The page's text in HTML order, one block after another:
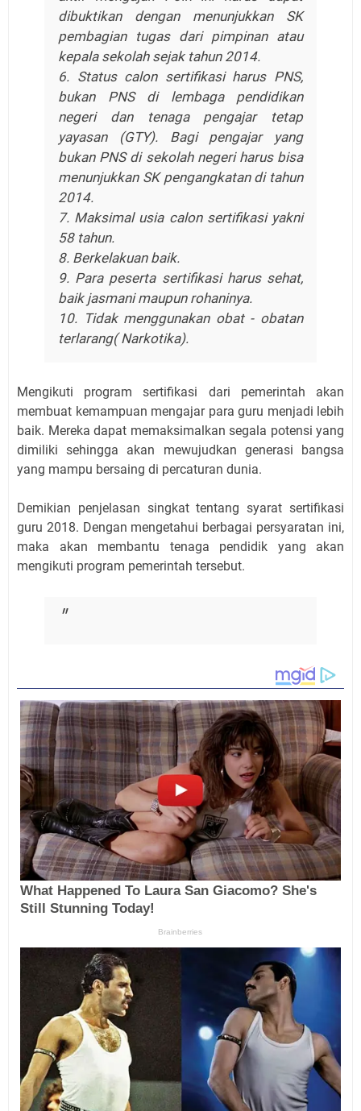
dibuktikan dengan menunjukkan SK
pembagian tugas dari pimpinan atau
kepala sekolah sejak tahun 2014.
6. Status calon sertifikasi harus PNS,
bukan PNS di lembaga pendidikan
negeri dan tenaga pengajar tetap
yayasan (GTY). Bagi pengajar yang
bukan PNS di sekolah negeri harus bisa
menunjukkan SK pengangkatan di tahun
2014.
7. Maksimal usia calon sertifikasi yakni
58 tahun.
8. Berkelakuan baik.
9. Para peserta sertifikasi harus sehat,
baik jasmani maupun rohaninya.
10. Tidak menggunakan obat - obatan
terlarang( Narkotika).
Mengikuti program sertifikasi dari pemerintah akan
membuat kemampuan mengajar para guru menjadi lebih
baik. Mereka dapat memaksimalkan segala potensi yang
dimiliki sehingga akan mewujudkan generasi bangsa
yang mampu bersaing di percaturan dunia.
Demikian penjelasan singkat tentang syarat sertifikasi
guru 2018. Dengan mengetahui berbagai persyaratan ini,
maka akan membantu tenaga pendidik yang akan
mengikuti program pemerintah tersebut.